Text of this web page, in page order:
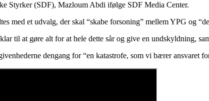
Styrker (SDF), Mazloum Abdi ifølge SDF Media Center.
med et udvalg, der skal “skabe forsoning” mellem YPG og
til at gøre alt for at hele dette sår og give en undskyldning,
dengang for “en katastrofe, som vi bærer ansvaret